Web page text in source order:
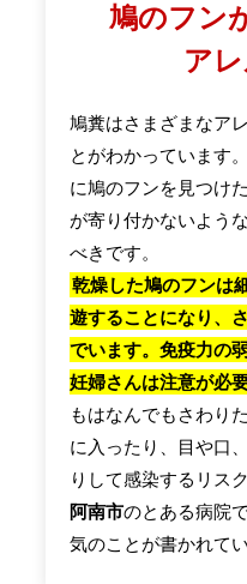
鳩のフン
ア
鳩糞はさまざまなア
とがわかっています
に鳩のフンを見つけ
が寄り付かないよう
べきです。
乾燥した鳩のフンは
遊することになり、
でいます。免疫力の
妊婦さんは注意が必要
もはなんでもさわり
に入ったり、目や口
りして感染するリス
阿南市のとある病院
気のことが書かれて